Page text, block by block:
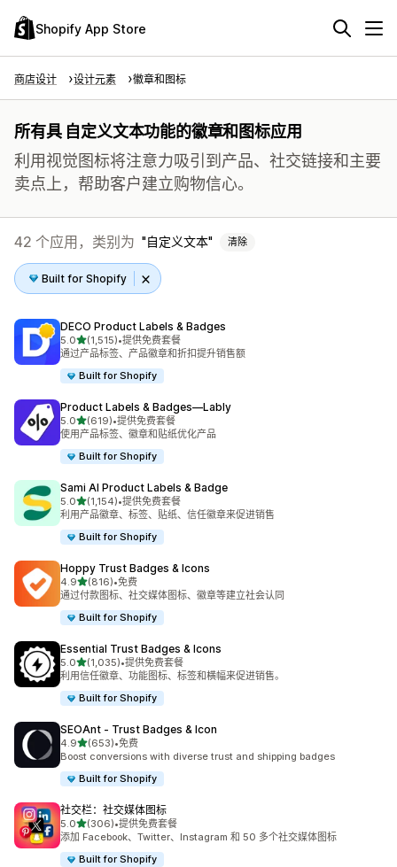
Shopify App Store
商店设计 设计元素 徽章和图标
所有具 自定义文本功能的徽章和图标应用
利用视觉图标将注意力吸引到产品、社交链接和主要
卖点上，帮助客户建立购物信心。
42 个应用，类别为 自定义文本 清除
Built for Shopify
DECO Product Labels & Badges
5.0星（满分 5 星）
(1,515)
总共 1515 条评论
•提供免费套餐
通过产品标签、产品徽章和折扣提升销售额
Built for Shopify
Product Labels & Badges—Lably
5.0星（满分 5 星）
(619)
总共 619 条评论
•提供免费套餐
使用产品标签、徽章和贴纸优化产品
Built for Shopify
Sami AI Product Labels & Badge
5.0星（满分 5 星）
(1,154)
总共 1154 条评论
•提供免费套餐
利用产品徽章、标签、贴纸、信任徽章来促进销售
Built for Shopify
Hoppy Trust Badges & Icons
4.9星（满分 5 星）
(816)
总共 816 条评论
•免费
通过付款图标、社交媒体图标、徽章等建立社会认同
Built for Shopify
Essential Trust Badges & Icons
5.0星（满分 5 星）
(1,035)
总共 1035 条评论
•提供免费套餐
利用信任徽章、功能图标、标签和横幅来促进销售。
Built for Shopify
SEOAnt ‑ Trust Badges & Icon
4.9星（满分 5 星）
(653)
总共 653 条评论
•免费
Boost conversions with diverse trust and shipping badges
Built for Shopify
社交栏：社交媒体图标
5.0星（满分 5 星）
(306)
总共 306 条评论
•提供免费套餐
添加 Facebook、Twitter、Instagram 和 50 多个社交媒体图标
Built for Shopify